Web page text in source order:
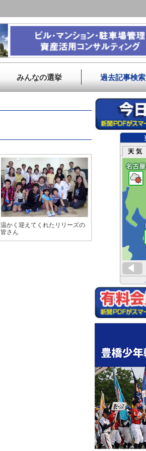
みんなの選挙 過去記事検索
温かく迎えてくれたリリーズの
皆さん